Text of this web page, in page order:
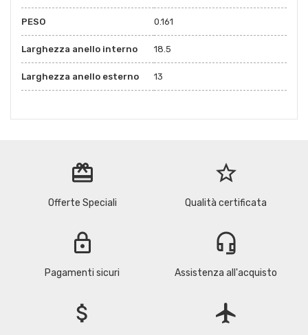
PESO 0.161
Larghezza anello interno 18.5
Larghezza anello esterno 13
redeem
Offerte Speciali
star_border
Qualità certificata
lock
Pagamenti sicuri
headset_mic
Assistenza all'acquisto
attach_money flight